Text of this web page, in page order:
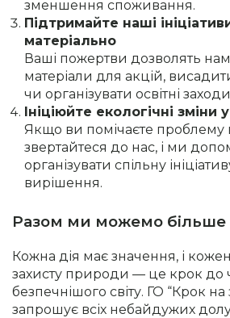
зменшення споживання.
Підтримайте наші
матеріально
Ваші пожертви дозволять
матеріали для акцій,
чи організувати освітні
Ініціюйте екологічні зміни
Якщо ви помічаєте проблему
звертайтеся до нас, і ми
організувати спільну
вирішення.
Разом ми можемо більше
Кожна дія має значення, і
захисту природи — це крок до
безпечнішого світу. ГО “Крок на
запрошує всіх небайдужих